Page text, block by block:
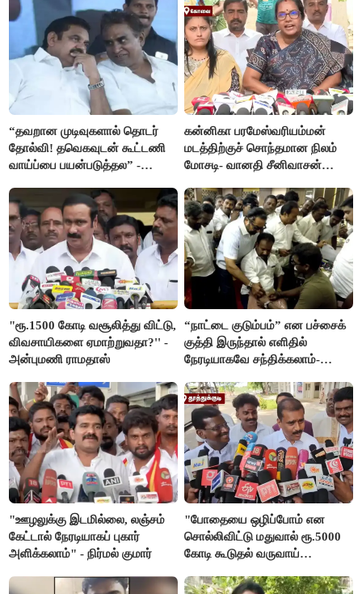
“தவறான முடிவுகளால் தொடர்
தோல்வி! தவெகவுடன் கூட்டணி
வாய்ப்பை பயன்படுத்தல” -
கன்னிகா பரமேஸ்வரியம்மன்
மடத்திற்குச் சொந்தமான நிலம்
மோசடி- வானதி சீனிவாசன்
"ரூ.1500 கோடி வசூலித்து விட்டு,
விவசாயிகளை ஏமாற்றுவதா?'' -
அன்புமணி ராமதாஸ்
“நாட்டை குடும்பம்” என பச்சைக்
குத்தி இருந்தால் எளிதில்
நேரடியாகவே சந்திக்கலாம்-
"ஊழலுக்கு இடமில்லை, லஞ்சம்
கேட்டால் நேரடியாகப் புகார்
அளிக்கலாம்" - நிர்மல் குமார்
"போதையை ஒழிப்போம் என
சொல்லிவிட்டு மதுவால் ரூ.5000
கோடி கூடுதல் வருவாய்
மார்க்கண்டேயன்